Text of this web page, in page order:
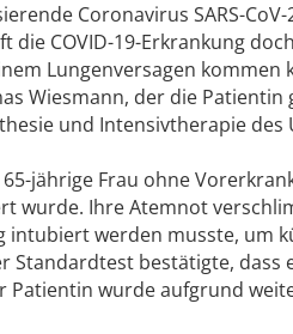
Coronavirus SARS-
die COVID-19-Erkrankung
Lungenversagen kommen
Wiesmann, der die
und Intensivtherapie
jährige Frau ohne
wurde. Ihre Atemnot
intubiert werden musste, um
Standardtest bestätigte, dass
Patientin wurde aufgrund